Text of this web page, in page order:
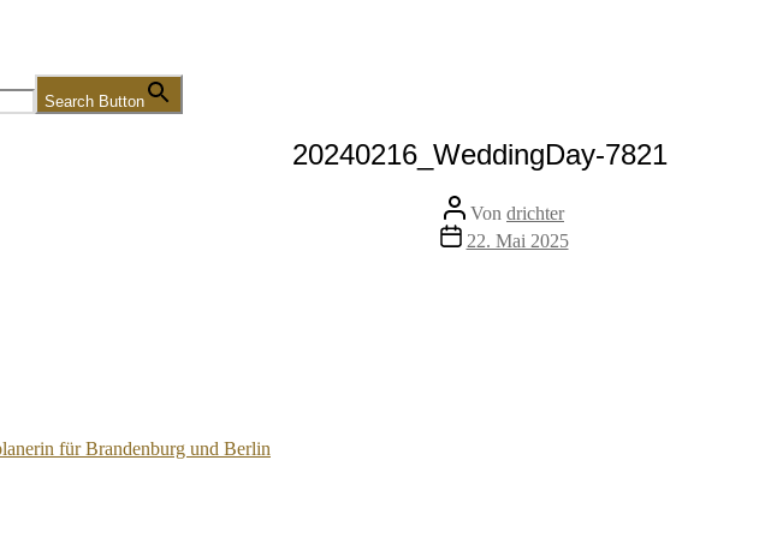
Search Button
20240216_WeddingDay-7821
Beitragsautor
Von drichter
Veröffentlichungsdatum
22. Mai 2025
für Brandenburg und Berlin